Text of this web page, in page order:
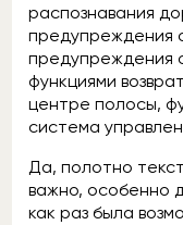
распознавания
предупреждения
предупреждения
функциями
центре полосы,
система
Да, полотно
важно, особенно
как раз была